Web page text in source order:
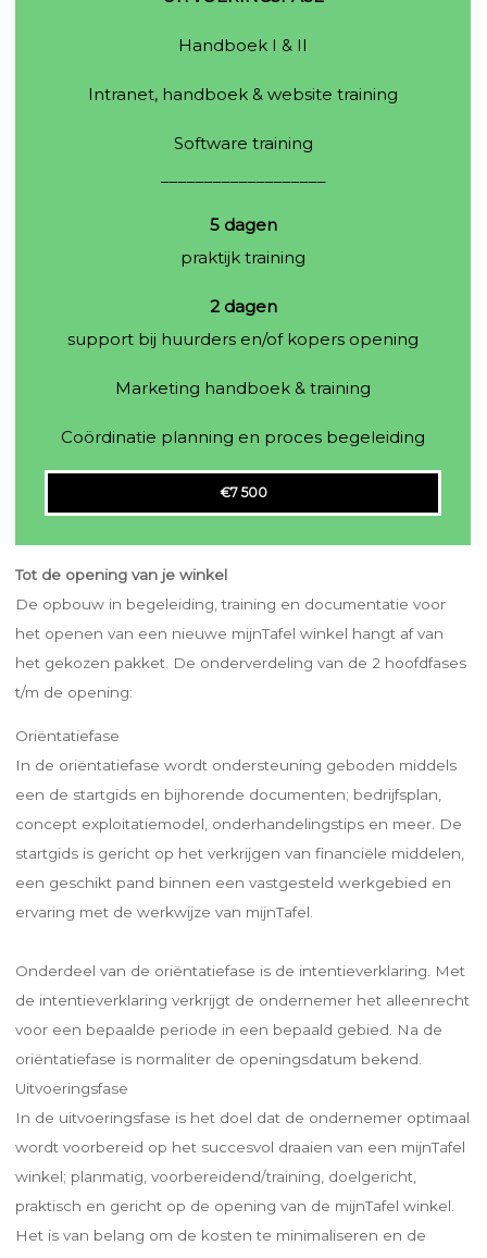
Handboek I & II
Intranet, handboek & website training
Software training
5 dagen
praktijk training
2 dagen
support bij huurders en/of kopers opening
Marketing handboek & training
Coördinatie planning en proces begeleiding
€7 500
Tot de opening van je winkel
De opbouw in begeleiding, training en documentatie voor
het openen van een nieuwe mijnTafel winkel hangt af van
het gekozen pakket. De onderverdeling van de 2 hoofdfases
t/m de opening:
Oriëntatiefase
In de oriëntatiefase wordt ondersteuning geboden middels
een de startgids en bijhorende documenten; bedrijfsplan,
concept exploitatiemodel, onderhandelingstips en meer. De
startgids is gericht op het verkrijgen van financiële middelen,
een geschikt pand binnen een vastgesteld werkgebied en
ervaring met de werkwijze van mijnTafel.
Onderdeel van de oriëntatiefase is de intentieverklaring. Met
de intentieverklaring verkrijgt de ondernemer het alleenrecht
voor een bepaalde periode in een bepaald gebied. Na de
oriëntatiefase is normaliter de openingsdatum bekend.
Uitvoeringsfase
In de uitvoeringsfase is het doel dat de ondernemer optimaal
wordt voorbereid op het succesvol draaien van een mijnTafel
winkel; planmatig, voorbereidend/training, doelgericht,
praktisch en gericht op de opening van de mijnTafel winkel.
Het is van belang om de kosten te minimaliseren en de